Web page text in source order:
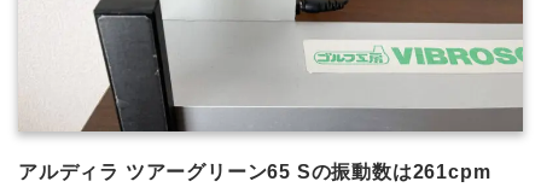
アルディラ ツアーグリーン65 Sの振動数は261cpm